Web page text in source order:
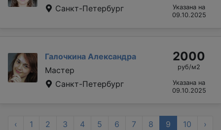
Санкт-Петербург
Указана на
09.10.2025
Галочкина Александра
Мастер
Санкт-Петербург
2000
руб/м2
Указана на
09.10.2025
‹ 1 2 3 4 5 6 7 8 9 10 ›